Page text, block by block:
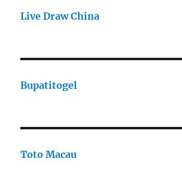
Live Draw China
Bupatitogel
Toto Macau